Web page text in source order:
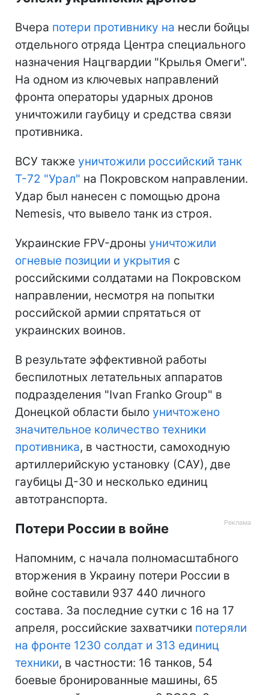
Вчера потери противнику на несли бойцы
отдельного отряда Центра специального
назначения Нацгвардии "Крылья Омеги".
На одном из ключевых направлений
фронта операторы ударных дронов
уничтожили гаубицу и средства связи
противника.
ВСУ также уничтожили российский танк
Т-72 "Урал" на Покровском направлении.
Удар был нанесен с помощью дрона
Nemesis, что вывело танк из строя.
Украинские FPV-дроны уничтожили
огневые позиции и укрытия с
российскими солдатами на Покровском
направлении, несмотря на попытки
российской армии спрятаться от
украинских воинов.
В результате эффективной работы
беспилотных летательных аппаратов
подразделения "Ivan Franko Group" в
Донецкой области было уничтожено
значительное количество техники
противника, в частности, самоходную
артиллерийскую установку (САУ), две
гаубицы Д-30 и несколько единиц
автотранспорта.
Потери России в войне
Напомним, с начала полномасштабного
вторжения в Украину потери России в
войне составили 937 440 личного
состава. За последние сутки с 16 на 17
апреля, российские захватчики потеряли
на фронте 1230 солдат и 313 единиц
техники, в частности: 16 танков, 54
боевые бронированные машины, 65